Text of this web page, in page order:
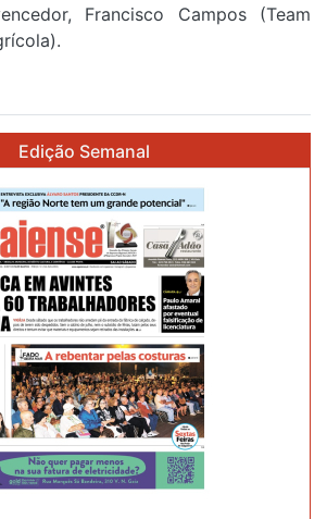
Francisco Campos (Team
Edição Semanal